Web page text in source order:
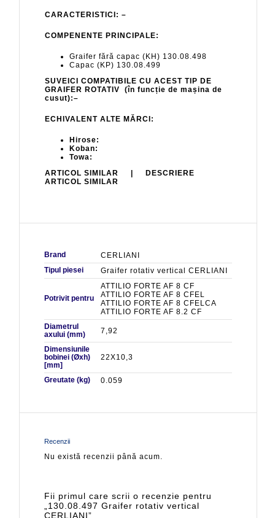
CARACTERISTICI: –
COMPENENTE PRINCIPALE:
Graifer fără capac (KH) 130.08.498
Capac (KP) 130.08.499
SUVEICI COMPATIBILE CU ACEST TIP DE
GRAIFER ROTATIV (în funcție de mașina de
cusut):–
ECHIVALENT ALTE MĂRCI:
Hirose:
Koban:
Towa:
ARTICOL SIMILAR | DESCRIERE
ARTICOL SIMILAR
Brand
CERLIANI
Tipul piesei
Graifer rotativ vertical CERLIANI
Potrivit pentru
ATTILIO FORTE AF 8 CF
ATTILIO FORTE AF 8 CFEL
ATTILIO FORTE AF 8 CFELCA
ATTILIO FORTE AF 8.2 CF
Diametrul
axului (mm)
7,92
Dimensiunile
bobinei (Øxh)
[mm]
22X10,3
Greutate (kg) 0.059
Recenzii
Nu există recenzii până acum.
Fii primul care scrii o recenzie pentru
„130.08.497 Graifer rotativ vertical
CERLIANI”